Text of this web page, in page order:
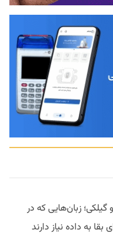
گیلکی؛ زبان‌هایی که در
به داده نیاز دارند